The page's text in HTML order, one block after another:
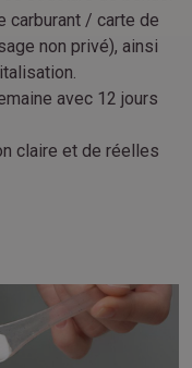
carburant / carte de
non privé), ainsi
avec 12 jours
claire et de réelles